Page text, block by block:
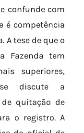
confunde com
é competência
A tese de que o
Fazenda tem
superiores,
se discute a
quitação de
o registro. A